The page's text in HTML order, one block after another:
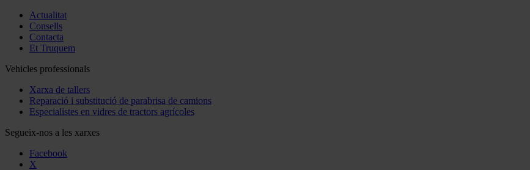
Actualitat
Consells
Contacta
Et Truquem
Vehicles professionals
Xarxa de tallers
Reparació i substitució de parabrisa de camions
Especialistes en vidres de tractors agrícoles
Segueix-nos a les xarxes
Facebook
X